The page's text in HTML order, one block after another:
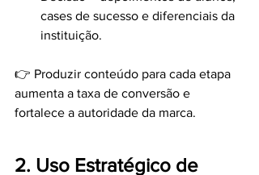
cases de sucesso e diferenciais da
instituição.
👉 Produzir conteúdo para cada etapa
aumenta a taxa de conversão e
fortalece a autoridade da marca.
2. Uso Estratégico de